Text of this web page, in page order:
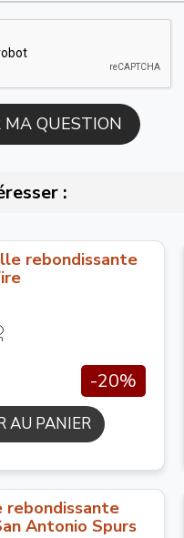
:
rebondissante
-20%
AU PANIER
rebondissante
Antonio Spurs